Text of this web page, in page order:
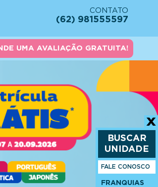
CONTATO
(62) 981555597
UMA AVALIAÇÃO GRATUITA!
BUSCAR
UNIDADE
FALE CONOSCO
FRANQUIAS